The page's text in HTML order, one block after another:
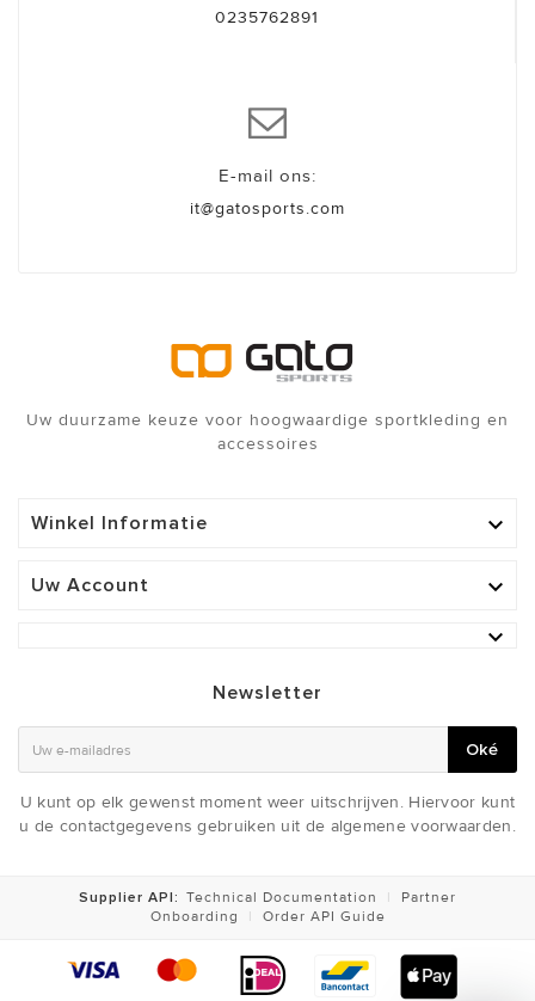
0235762891
E-mail ons:
it@gatosports.com
Uw duurzame keuze voor hoogwaardige sportkleding en
accessoires
Winkel Informatie 
Uw Account


Newsletter
Oké
U kunt op elk gewenst moment weer uitschrijven. Hiervoor kunt
u de contactgegevens gebruiken uit de algemene voorwaarden.
Supplier API: Technical Documentation |
Partner
Onboarding
| Order API Guide